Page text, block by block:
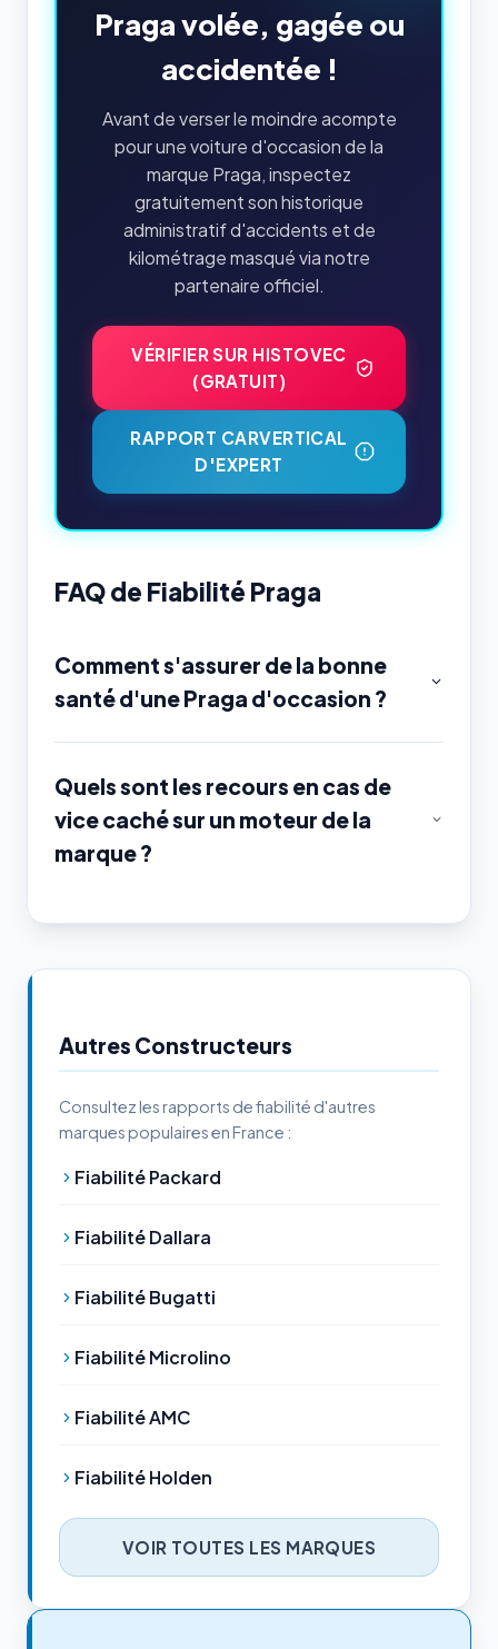
Praga volée, gagée ou
accidentée !
Avant de verser le moindre acompte
pour une voiture d'occasion de la
marque Praga, inspectez
gratuitement son historique
administratif d'accidents et de
kilométrage masqué via notre
partenaire officiel.
VÉRIFIER SUR HISTOVEC
(GRATUIT)
RAPPORT CARVERTICAL
D'EXPERT
FAQ de Fiabilité Praga
Comment s'assurer de la bonne
santé d'une Praga d'occasion ?
Quels sont les recours en cas de
vice caché sur un moteur de la
marque ?
Autres Constructeurs
Consultez les rapports de fiabilité d'autres
marques populaires en France :
Fiabilité Packard
Fiabilité Dallara
Fiabilité Bugatti
Fiabilité Microlino
Fiabilité AMC
Fiabilité Holden
VOIR TOUTES LES MARQUES